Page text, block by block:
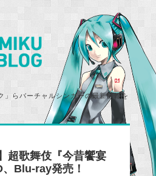
」らバーチャルシンガーの最新情報を
超歌舞伎『今昔饗宴
Blu-ray発売！